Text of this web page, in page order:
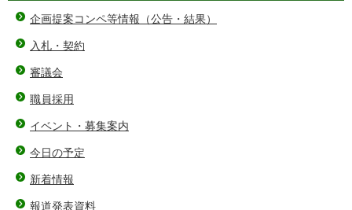
企画提案コンペ等情報（公告・結果）
入札・契約
審議会
職員採用
イベント・募集案内
今日の予定
新着情報
報道発表資料